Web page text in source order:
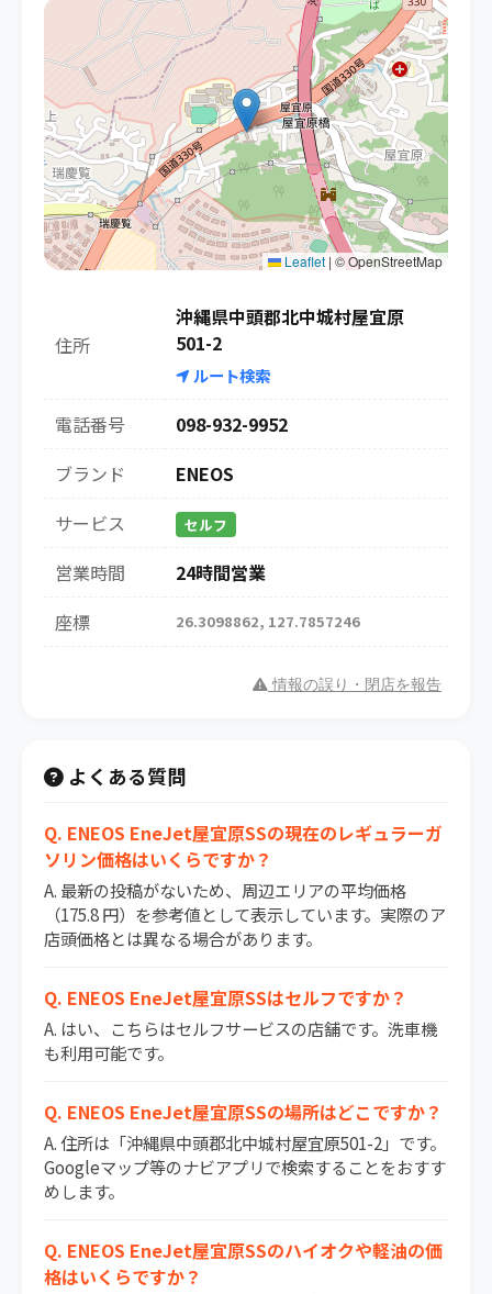
Leaflet | © OpenStreetMap
住所
沖縄県中頭郡北中城村屋宜原
501-2
ルート検索
電話番号
098-932-9952
ブランド
ENEOS
サービス
セルフ
営業時間
24時間営業
座標
26.3098862, 127.7857246
情報の誤り・閉店を報告
よくある質問
Q. ENEOS EneJet屋宜原SSの現在のレギュラーガ
ソリン価格はいくらですか？
A. 最新の投稿がないため、周辺エリアの平均価格
（175.8 円）を参考値として表示しています。実際のア
店頭価格とは異なる場合があります。
Q. ENEOS EneJet屋宜原SSはセルフですか？
A. はい、こちらはセルフサービスの店舗です。洗車機
も利用可能です。
Q. ENEOS EneJet屋宜原SSの場所はどこですか？
A. 住所は「沖縄県中頭郡北中城村屋宜原501-2」です。
Googleマップ等のナビアプリで検索することをおすす
めします。
Q. ENEOS EneJet屋宜原SSのハイオクや軽油の価
格はいくらですか？